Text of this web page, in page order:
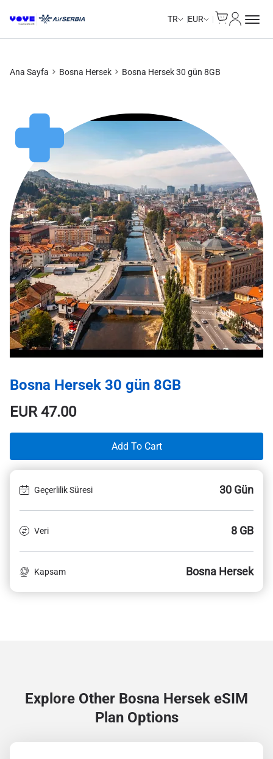
TR EUR
Ana Sayfa Bosna Hersek Bosna Hersek 30 gün 8GB
Bosna Hersek 30 gün 8GB
EUR47.00
Add To Cart
Geçerlilik Süresi 30 Gün
Veri 8 GB
Kapsam Bosna Hersek
Explore Other Bosna Hersek eSIM
Plan Options